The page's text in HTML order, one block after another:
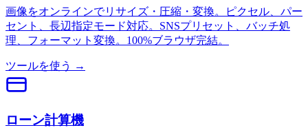
画像をオンラインでリサイズ・圧縮・変換。ピクセル、パー
セント、長辺指定モード対応。SNSプリセット、バッチ処
理、フォーマット変換。100%ブラウザ完結。
ツールを使う →
ローン計算機